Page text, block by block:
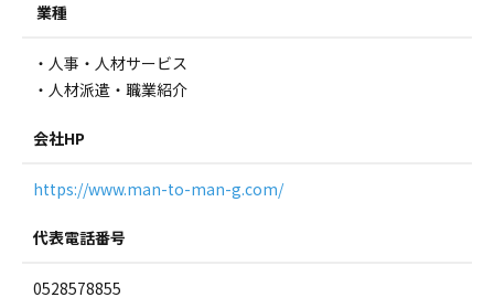
業種
・人事・人材サービス
・人材派遣・職業紹介
会社HP
https://www.man-to-man-g.com/
代表電話番号
0528578855